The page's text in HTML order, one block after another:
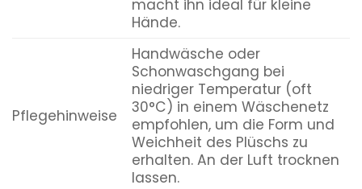
macht ihn ideal für kleine
Hände.
Pflegehinweise
Handwäsche oder
Schonwaschgang bei
niedriger Temperatur (oft
30°C) in einem Wäschenetz
empfohlen, um die Form und
Weichheit des Plüschs zu
erhalten. An der Luft trocknen
lassen.